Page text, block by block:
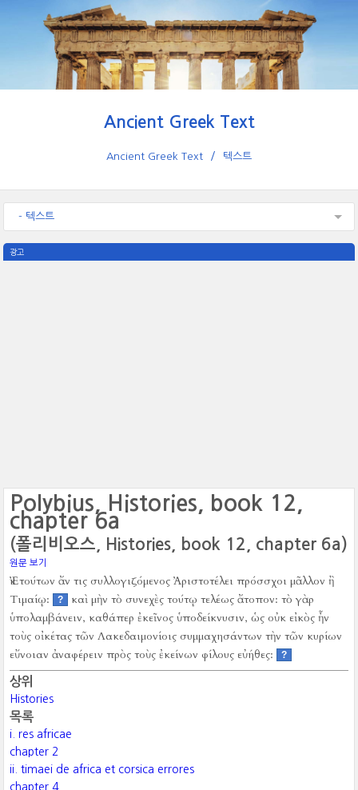
Ancient Greek Text
Ancient Greek Text 텍스트
- 텍스트
광고
Polybius, Histories, book 12,
chapter 6a
(폴리비오스, Histories, book 12, chapter 6a)
원문 보기
Ἐκ τούτων ἄν τις συλλογιζόμενος Ἀριστοτέλει πρόσσχοι μᾶλλον ἢ
Τιμαίῳ:
? καὶ μὴν τὸ συνεχὲς τούτῳ τελέως ἄτοπον: τὸ γὰρ
ὑπολαμβάνειν, καθάπερ ἐκεῖνος ὑποδείκνυσιν, ὡς οὐκ εἰκὸς ἦν
τοὺς οἰκέτας τῶν Λακεδαιμονίοις συμμαχησάντων τὴν τῶν κυρίων
εὔνοιαν ἀναφέρειν πρὸς τοὺς ἐκείνων φίλους εὐήθες:
?
상위
Histories
목록
i. res africae
chapter 2
ii. timaei de africa et corsica errores
chapter 4